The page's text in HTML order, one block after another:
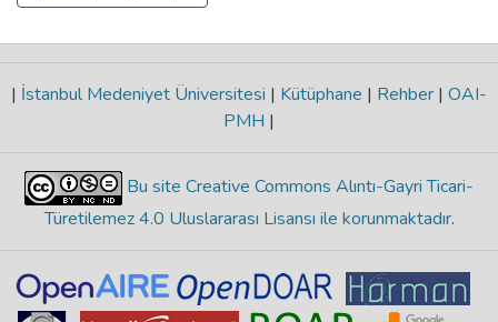
| İstanbul Medeniyet Üniversitesi | Kütüphane | Rehber | OAI-
PMH |
Bu site Creative Commons Alıntı-Gayri Ticari-
Türetilemez 4.0 Uluslararası Lisansı ile korunmaktadır.